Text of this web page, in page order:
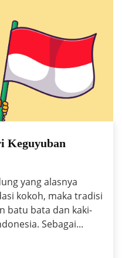
Keguyuban
yang alasnya
kokoh, maka tradisi
batu bata dan kaki-
Sebagai...